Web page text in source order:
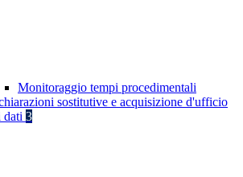
Monitoraggio tempi procedimentali
sostitutive e acquisizione d'ufficio
dati 3